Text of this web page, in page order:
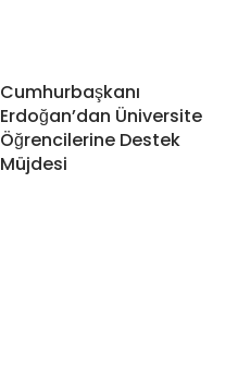
Cumhurbaşkanı
Erdoğan’dan Üniversite
Öğrencilerine Destek
Müjdesi